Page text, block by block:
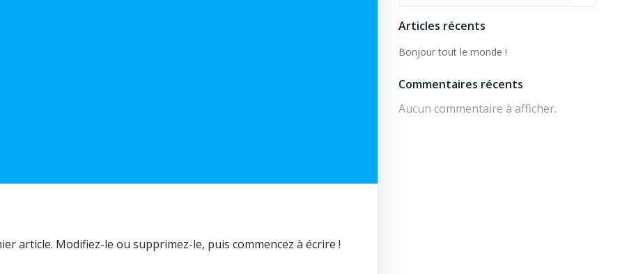
article. Modifiez-le ou supprimez-le, puis commencez à écrire !
Articles récents
Bonjour tout le monde !
Commentaires récents
Aucun commentaire à afficher.